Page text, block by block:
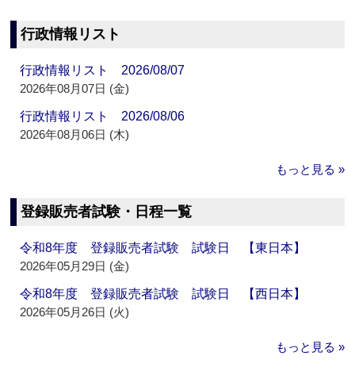
行政情報リスト
行政情報リスト 2026/08/07
2026年08月07日 (金)
行政情報リスト 2026/08/06
2026年08月06日 (木)
もっと見る »
登録販売者試験・日程一覧
令和8年度 登録販売者試験 試験日 【東日本】
2026年05月29日 (金)
令和8年度 登録販売者試験 試験日 【西日本】
2026年05月26日 (火)
もっと見る »